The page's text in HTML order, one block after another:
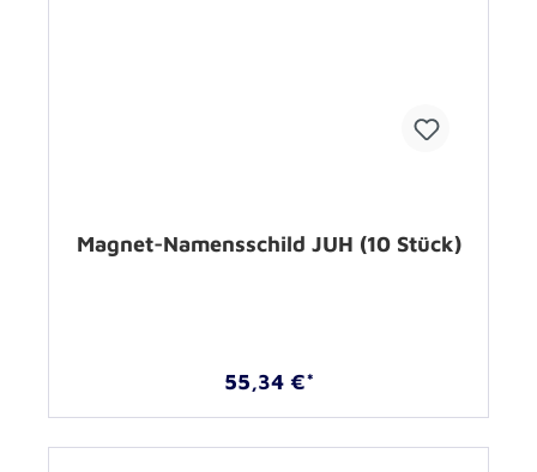
Magnet-Namensschild JUH (10 Stück)
55,34 €*